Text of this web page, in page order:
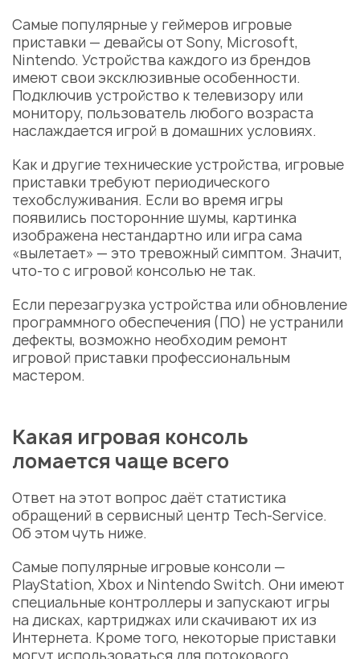
Самые популярные у геймеров игровые
приставки — девайсы от Sony, Microsoft,
Nintendo. Устройства каждого из брендов
имеют свои эксклюзивные особенности.
Подключив устройство к телевизору или
монитору, пользователь любого возраста
наслаждается игрой в домашних условиях.
Как и другие технические устройства, игровые
приставки требуют периодического
техобслуживания. Если во время игры
появились посторонние шумы, картинка
изображена нестандартно или игра сама
«вылетает» — это тревожный симптом. Значит,
что-то с игровой консолью не так.
Если перезагрузка устройства или обновление
программного обеспечения (ПО) не устранили
дефекты, возможно необходим ремонт
игровой приставки профессиональным
мастером.
Какая игровая консоль
ломается чаще всего
Ответ на этот вопрос даёт статистика
обращений в сервисный центр Tech-Service.
Об этом чуть ниже.
Самые популярные игровые консоли —
PlayStation, Xbox и Nintendo Switch. Они имеют
специальные контроллеры и запускают игры
на дисках, картриджах или скачивают их из
Интернета. Кроме того, некоторые приставки